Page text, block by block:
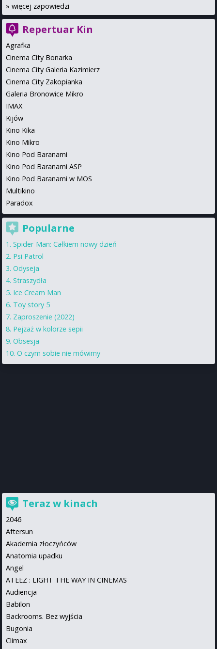
» więcej zapowiedzi
Repertuar Kin
Agrafka
Cinema City Bonarka
Cinema City Galeria Kazimierz
Cinema City Zakopianka
Galeria Bronowice Mikro
IMAX
Kijów
Kino Kika
Kino Mikro
Kino Pod Baranami
Kino Pod Baranami ASP
Kino Pod Baranami w MOS
Multikino
Paradox
Popularne
Spider-Man: Całkiem nowy dzień
Psi Patrol
Odyseja
Straszydła
Ice Cream Man
Toy story 5
Zaproszenie (2022)
Pejzaż w kolorze sepii
Obsesja
O czym sobie nie mówimy
Teraz w kinach
2046
Aftersun
Akademia złoczyńców
Anatomia upadku
Angel
ATEEZ : LIGHT THE WAY IN CINEMAS
Audiencja
Babilon
Backrooms. Bez wyjścia
Bugonia
Climax